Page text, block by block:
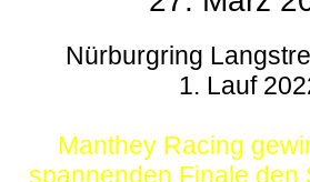
Nürburgring
1. Lauf
Manthey Racing
spannenden Finale den